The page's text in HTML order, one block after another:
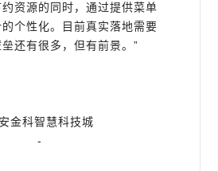
资源的同时，通过提供菜单
个性化。目前真实落地需要
还有很多，但有前景。”
金科智慧科技城
-